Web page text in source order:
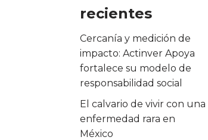
recientes
Cercanía y medición de
impacto: Actinver Apoya
fortalece su modelo de
responsabilidad social
El calvario de vivir con una
enfermedad rara en
México